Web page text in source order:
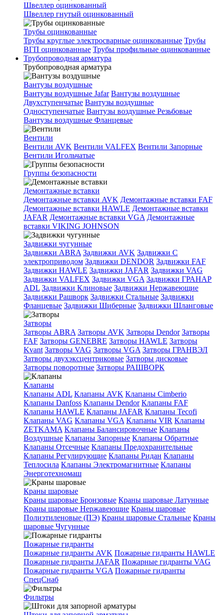
Швеллер оцинкованный
Швеллер гнутый оцинкованный
Трубы оцинкованные
Трубы круглые электросварные оцинкованные Трубы
ВГП оцинкованные Трубы профильные оцинкованные
Трубопроводная арматура
Трубопроводная арматура
Вантузы воздушные
Вантузы воздушные Jafar Вантузы воздушные
Двухступенчатые Вантузы воздушные
Одноступенчатые Вантузы воздушные Резьбовые
Вантузы воздушные Фланцевые
Вентили
Вентили AVK Вентили VALFEX Вентили Запорные
Вентили Игольчатые
Группы безопасности
Демонтажные вставки
Демонтажные вставки AVK Демонтажные вставки FAF
Демонтажные вставки HAWLE Демонтажные вставки
JAFAR Демонтажные вставки VGA Демонтажные
вставки VIKING JOHNSON
Задвижки чугунные
Задвижки ABRA Задвижки AVK Задвижки C
электроприводом Задвижки DENDOR Задвижки FAF
Задвижки HAWLE Задвижки JAFAR Задвижки VAG
Задвижки VALFEX Задвижки VGA Задвижки ГРАНАР
ADL Задвижки Клиновые Задвижки Нержавеющие
Задвижки Рашворк Задвижки Стальные Задвижки
Фланцевые Задвижки Шиберные Задвижки Шланговые
Затворы
Затворы ABRA Затворы AVK Затворы Dendor Затворы
FAF Затворы GENEBRE Затворы HAWLE Затворы
Kvant Затворы VAG Затворы VGA Затворы ГРАНВЭЛ
Затворы двухэксцентриковые Затворы дисковые
Затворы поворотные Затворы РАШВОРК
Клапаны
Клапаны ADL Клапаны AVK Клапаны Cimberio
Клапаны Danfoss Клапаны Dendor Клапаны FAF
Клапаны HAWLE Клапаны JAFAR Клапаны Tecofi
Клапаны VAG Клапаны VGA Клапаны VIR Клапаны
ZETKAMA Клапаны Балансировочные Клапаны
Воздушные Клапаны Запорные Клапаны Обратные
Клапаны Отсечные Клапаны Предохранительные
Клапаны Регулирующие Клапаны Ридан Клапаны
Теплосила Клапаны Электромагнитные Клапаны
Энерготехномаш
Краны шаровые
Краны шаровые Бронзовые Краны шаровые Латунные
Краны шаровые Нержавеющие Краны шаровые
Полиэтиленовые (ПЭ) Краны шаровые Стальные Краны
шаровые Чугунные
Пожарные гидранты
Пожарные гидранты AVK Пожарные гидранты HAWLE
Пожарные гидранты JAFAR Пожарные гидранты VAG
Пожарные гидранты VGA Пожарные гидранты
СпецСнаб
Фильтры